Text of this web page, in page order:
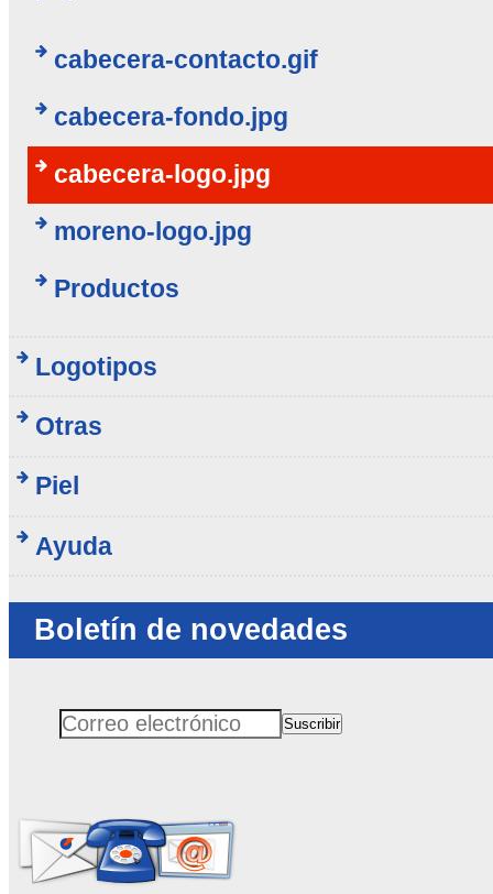
cabecera-contacto.gif
cabecera-fondo.jpg
cabecera-logo.jpg
moreno-logo.jpg
Productos
Logotipos
Otras
Piel
Ayuda
Boletín de novedades
Correo electrónicoSuscribir